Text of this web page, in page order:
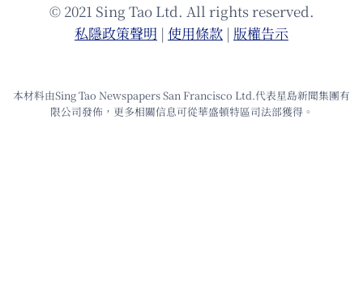
© 2021 Sing Tao Ltd. All rights reserved.
私隱政策聲明 | 使⽤條款 | 版權告⽰
本材料由Sing Tao Newspapers San Francisco Ltd.代表星島新聞集團有
限公司發佈，更多相關信息可從華盛頓特區司法部獲得。